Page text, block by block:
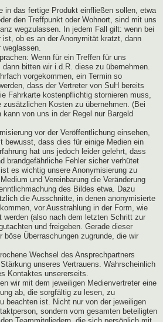
in das fertige Produkt einfließen sollen, etwa
den Treffpunkt oder Wohnort, sind mit uns
wegzulassen. In jedem Fall gilt: wenn bei
ist, ob es an der Anonymität kratzt, dann
weglassen.
Wenn für ein Treffen für uns
dann bitten wir i.d.R. diese zu übernehmen.
vorgekommen, ein Termin so
dass der Vertreter von SuH bereits
Fahrkarte kostenpflichtig stornieren muss,
zusätzlichen Kosten zu übernehmen. (Bei
von uns in der Regel nur Bargeld
vor der Veröffentlichung einsehen,
bewusst, dass dies für einige Medien ein
hat uns jedoch leider gelehrt, dass
brandgefährliche Fehler sicher verhütet
es wichtig unsere Anonymisierung zu
und Vereinbarung die Veränderung
des Bildes etwa. Dazu
die Ausschnitte, in denen anonymisierte
vor Ausstrahlung in der Form, wie
werden (also nach dem letzten Schritt zur
und freigeben. Gerade dieser
böse Überraschungen zugrunde, die wir
Wechsel des Ansprechpartners
unseres Vertrauens. Wahrscheinlich
Kontaktes unsererseits.
wir mit dem jeweiligen Medienvertreter eine
ab, die sorgfältig zu lesen, zu
beachten ist. Nicht nur von der jeweiligen
sondern vom gesamten beteiligten